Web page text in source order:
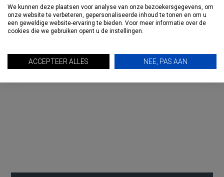
We kunnen deze plaatsen voor analyse van onze bezoekersgegevens, om
onze website te verbeteren, gepersonaliseerde inhoud te tonen en om u
een geweldige website-ervaring te bieden. Voor meer informatie over de
cookies die we gebruiken opent u de instellingen.
ACCEPTEER ALLES NEE, PAS AAN